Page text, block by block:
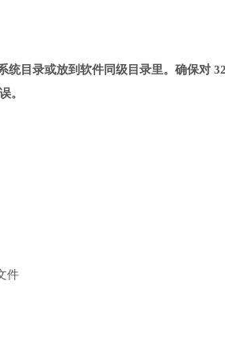
统目录或放到软件同级目录里。确保对
。
件